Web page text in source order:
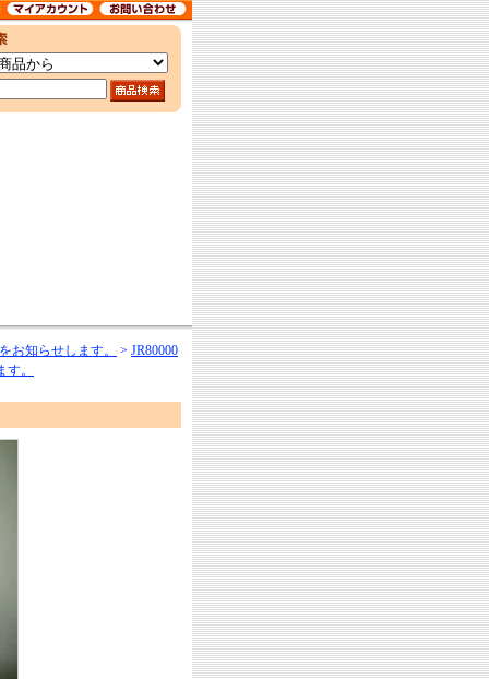
お知らせします。 > JR80000
。